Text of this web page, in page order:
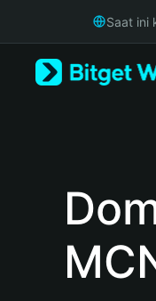
Русский
Português (Portugal)
Bahasa Indonesia
Saat ini